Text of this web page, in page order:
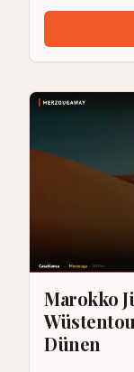
Marokko
Dünen